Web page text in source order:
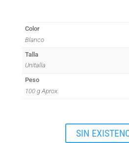
Color
Blanco
Talla
Unitalla
Peso
100 g Aprox.
SIN